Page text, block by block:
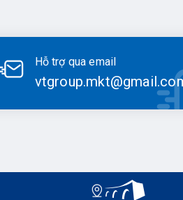
Hỗ trợ qua email